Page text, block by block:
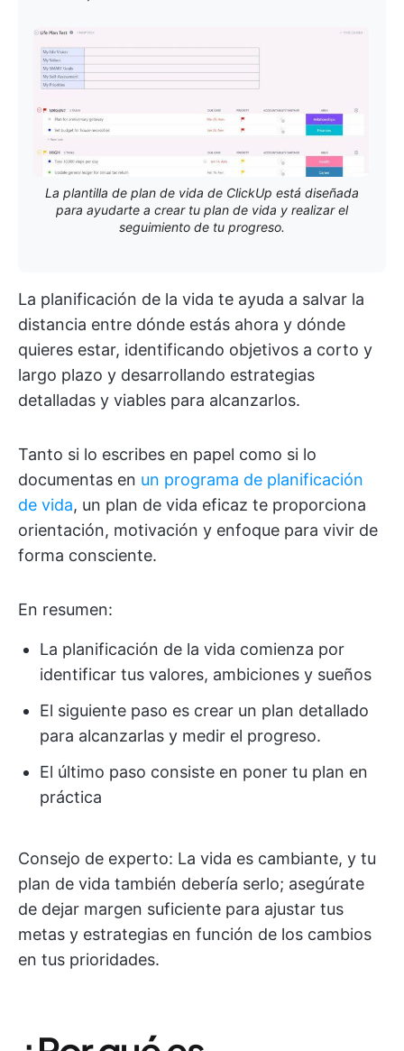
La plantilla de plan de vida de ClickUp está diseñada
para ayudarte a crear tu plan de vida y realizar el
seguimiento de tu progreso.
La planificación de la vida te ayuda a salvar la
distancia entre dónde estás ahora y dónde
quieres estar, identificando objetivos a corto y
largo plazo y desarrollando estrategias
detalladas y viables para alcanzarlos.
Tanto si lo escribes en papel como si lo
documentas en un programa de planificación
de vida, un plan de vida eficaz te proporciona
orientación, motivación y enfoque para vivir de
forma consciente.
En resumen:
La planificación de la vida comienza por
identificar tus valores, ambiciones y sueños
El siguiente paso es crear un plan detallado
para alcanzarlas y medir el progreso.
El último paso consiste en poner tu plan en
práctica
Consejo de experto: La vida es cambiante, y tu
plan de vida también debería serlo; asegúrate
de dejar margen suficiente para ajustar tus
metas y estrategias en función de los cambios
en tus prioridades.